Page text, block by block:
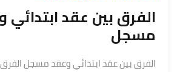
الفرق بين عقد ابتدائي
مسجل
الفرق بين عقد ابتدائي وعقد مسجل